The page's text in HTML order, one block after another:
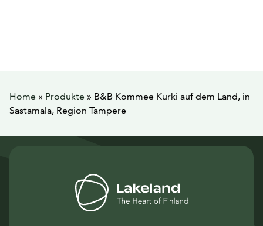
Home » Produkte » B&B Kommee Kurki auf dem Land, in
Sastamala, Region Tampere